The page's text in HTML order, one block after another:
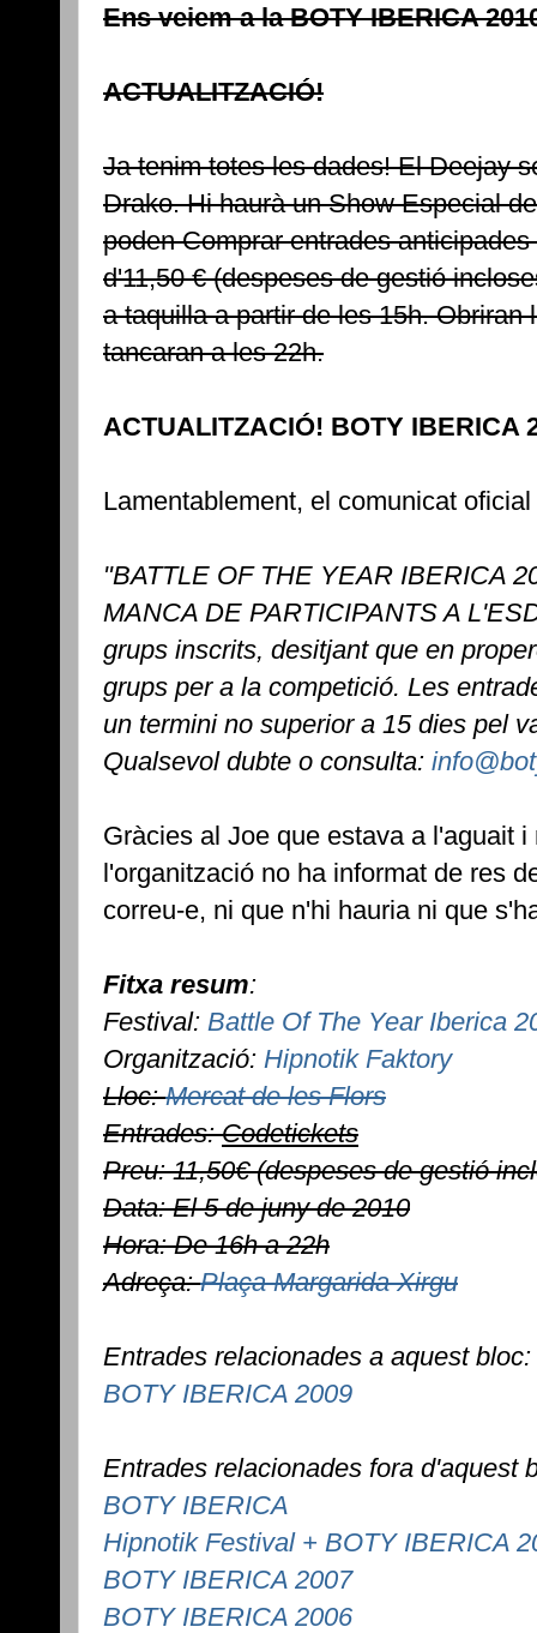
Ens veiem a la BOTY IBERICA
ACTUALITZACIÓ!
Ja tenim totes les dades! El Deejay
Drako. Hi haurà un Show Especial
poden Comprar entrades
d'11,50 € (despeses de gestió
a taquilla a partir de les 15h. Obriran
tancaran a les 22h.
ACTUALITZACIÓ! BOTY IBERICA
Lamentablement, el comunicat
"BATTLE OF THE YEAR IBERICA
MANCA DE PARTICIPANTS A
grups inscrits, desitjant que en
grups per a la competició. Les
un termini no superior a 15 dies pel
Qualsevol dubte o consulta:
Gràcies al Joe que estava a l'aguait
l'organització no ha informat de res
correu-e, ni que n'hi hauria ni que
Fitxa resum:
Festival: Battle Of The Year Iberica
Organització: Hipnotik Faktory
Lloc:Mercat de les Flors
Entrades:Codetickets
Preu: 11,50€ (despeses de gestió
Data: El 5 de juny de 2010
Hora: De 16h a 22h
Adreça:Plaça Margarida Xirgu
Entrades relacionades a aquest bloc:
BOTY IBERICA 2009
Entrades relacionades fora d'aquest
BOTY IBERICA
Hipnotik Festival + BOTY IBERICA
BOTY IBERICA 2007
BOTY IBERICA 2006